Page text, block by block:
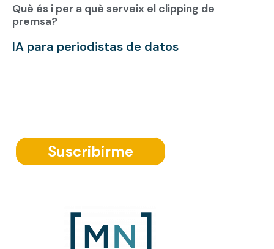
Què és i per a què serveix el clipping de
premsa?
IA para periodistas de datos
Suscribirme